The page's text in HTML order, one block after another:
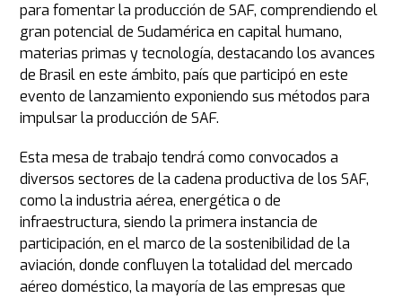
para fomentar la producción de SAF, comprendiendo el
gran potencial de Sudamérica en capital humano,
materias primas y tecnología, destacando los avances
de Brasil en este ámbito, país que participó en este
evento de lanzamiento exponiendo sus métodos para
impulsar la producción de SAF.
Esta mesa de trabajo tendrá como convocados a
diversos sectores de la cadena productiva de los SAF,
como la industria aérea, energética o de
infraestructura, siendo la primera instancia de
participación, en el marco de la sostenibilidad de la
aviación, donde confluyen la totalidad del mercado
aéreo doméstico, la mayoría de las empresas que